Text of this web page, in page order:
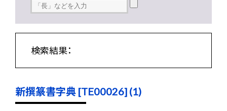
検索結果：
新撰篆書字典 [TE00026] (1)